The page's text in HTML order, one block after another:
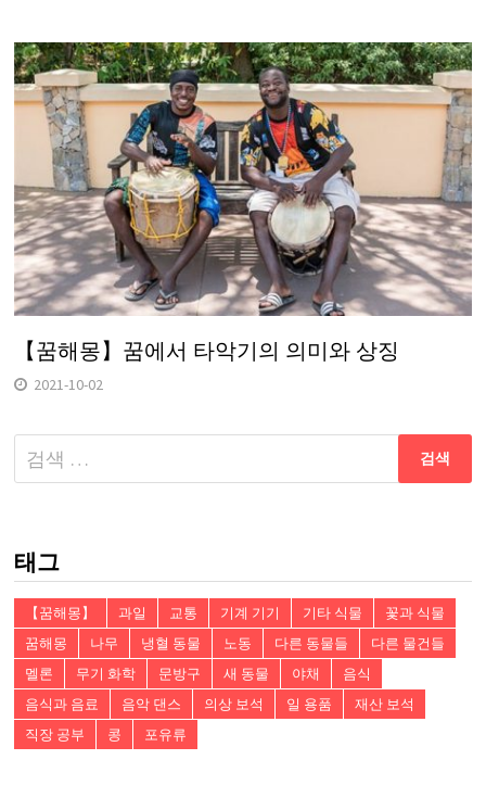
【꿈해몽】꿈에서 타악기의 의미와 상징
2021-10-02
다
음
태그
【꿈해몽】 과일 교통 기계 기기 기타 식물
꽃과 식물
꿈해몽
나무 냉혈 동물 노동 다른 동물들
다른 물건들
멜론
무기 화학 문방구 새 동물 야채
음식
음식과 음료
음악 댄스 의상 보석 일 용품
재산 보석
직장 공부
콩 포유류